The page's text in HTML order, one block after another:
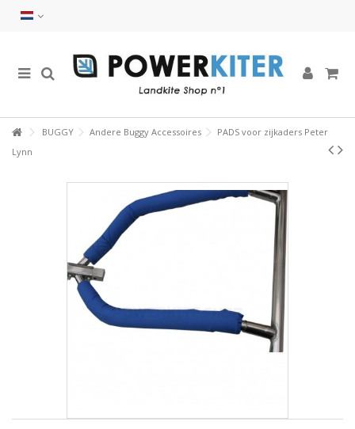
BUGGY Andere Buggy Accessoires
PADS voor zijkaders Peter
Lynn